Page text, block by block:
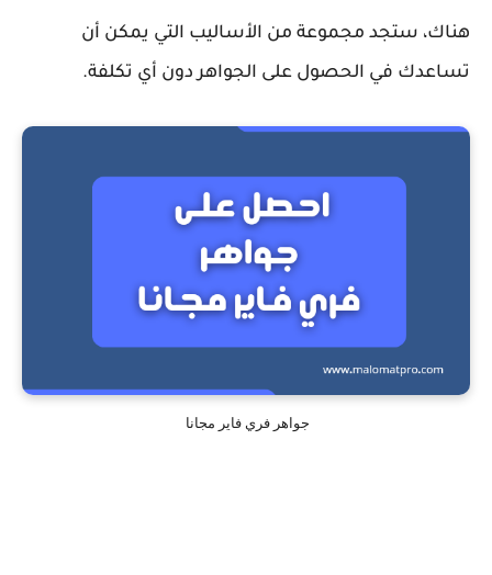
هناك، ستجد مجموعة من الأساليب التي يمكن أن
تساعدك في الحصول على الجواهر دون أي تكلفة.
جواهر فري فاير مجانا